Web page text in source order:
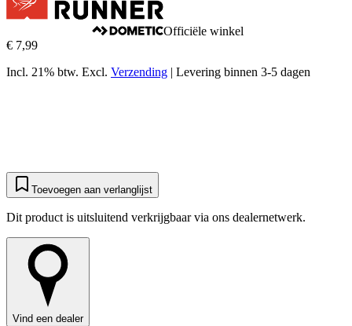
Officiële winkel
€ 7,99
Incl. 21% btw. Excl. Verzending | Levering binnen 3-5 dagen
Toevoegen aan verlanglijst
Dit product is uitsluitend verkrijgbaar via ons dealernetwerk.
Vind een dealer